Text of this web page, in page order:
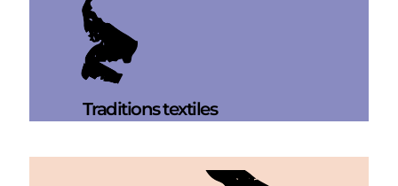
Traditions textiles